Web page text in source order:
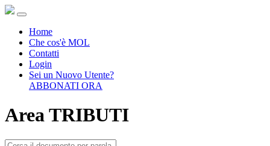
Home
Che cos'è MOL
Contatti
Login
Sei un Nuovo Utente?
ABBONATI ORA
Area TRIBUTI